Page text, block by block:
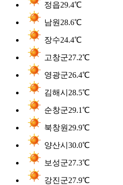
정읍29.4℃
남원 28.6℃
장수24.4℃
고창군27.2℃
영광군26.4℃
김해시 28.5℃
순창군29.1℃
북창원 29.9℃
양산시 30.0℃
보성군27.3℃
강진군27.9℃